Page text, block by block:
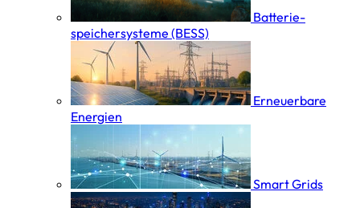
Batterie­
speicher­systeme (BESS)
Erneuerbare
Energien
Smart Grids